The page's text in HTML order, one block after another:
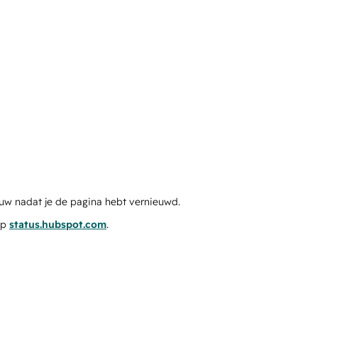
nadat je de pagina hebt vernieuwd.
status.hubspot.com.